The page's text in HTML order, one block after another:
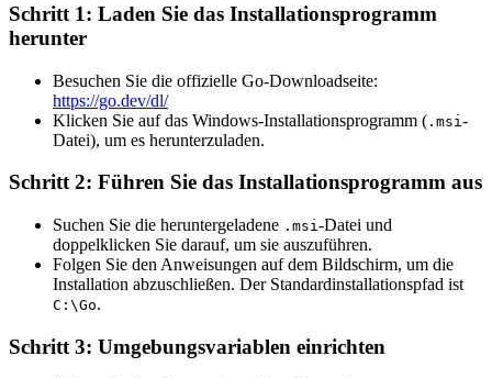
Schritt 1: Laden Sie das Installationsprogramm
herunter
Besuchen Sie die offizielle Go-Downloadseite:
https://go.dev/dl/
Klicken Sie auf das Windows-Installationsprogramm ( .msi -
Datei), um es herunterzuladen.
Schritt 2: Führen Sie das Installationsprogramm aus
Suchen Sie die heruntergeladene .msi -Datei und
doppelklicken Sie darauf, um sie auszuführen.
Folgen Sie den Anweisungen auf dem Bildschirm, um die
Installation abzuschließen. Der Standardinstallationspfad ist
C:\Go.
Schritt 3: Umgebungsvariablen einrichten